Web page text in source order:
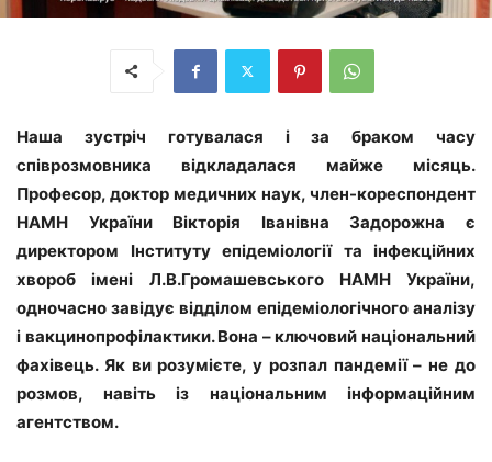
Наша зустріч готувалася і за браком часу
співрозмовника відкладалася майже місяць.
Професор, доктор медичних наук, член-кореспондент
НАМН України Вікторія Іванівна Задорожна є
директором Інституту епідеміології та інфекційних
хвороб імені Л.В.Громашевського НАМН України,
одночасно завідує відділом епідеміологічного аналізу
і вакцинопрофілактики. Вона – ключовий національний
фахівець. Як ви розумієте, у розпал пандемії – не до
розмов, навіть із національним інформаційним
агентством.